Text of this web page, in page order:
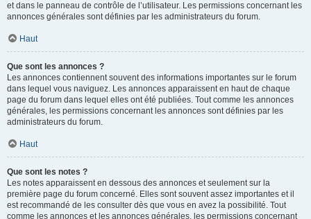
et dans le panneau de contrôle de l’utilisateur. Les permissions concernant les
annonces générales sont définies par les administrateurs du forum.
Haut
Que sont les annonces ?
Les annonces contiennent souvent des informations importantes sur le forum
dans lequel vous naviguez. Les annonces apparaissent en haut de chaque
page du forum dans lequel elles ont été publiées. Tout comme les annonces
générales, les permissions concernant les annonces sont définies par les
administrateurs du forum.
Haut
Que sont les notes ?
Les notes apparaissent en dessous des annonces et seulement sur la
première page du forum concerné. Elles sont souvent assez importantes et il
est recommandé de les consulter dès que vous en avez la possibilité. Tout
comme les annonces et les annonces générales, les permissions concernant